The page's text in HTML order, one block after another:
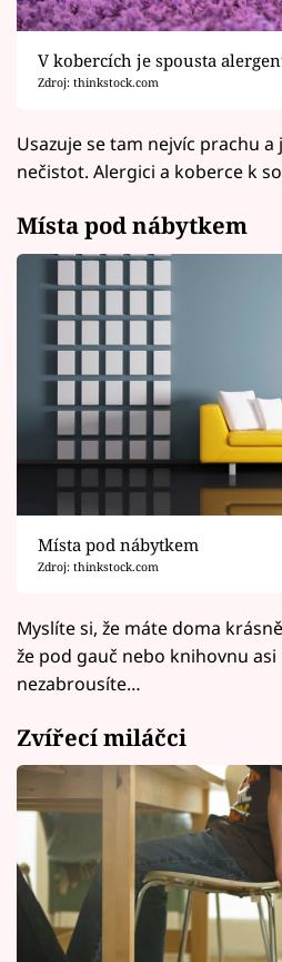
V kobercích je spousta
Zdroj: thinkstock.com
Usazuje se tam nejvíc prachu
nečistot. Alergici a koberce k
Místa pod nábytkem
Místa pod nábytkem
Zdroj: thinkstock.com
Myslíte si, že máte doma
že pod gauč nebo knihovnu asi
nezabrousíte…
Zvířecí miláčci